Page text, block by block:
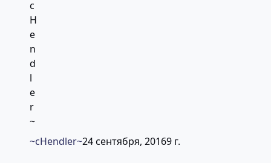
~cHendler~24 сентября, 20169 г.